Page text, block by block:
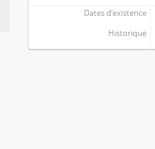
Dates d’existence
Historique